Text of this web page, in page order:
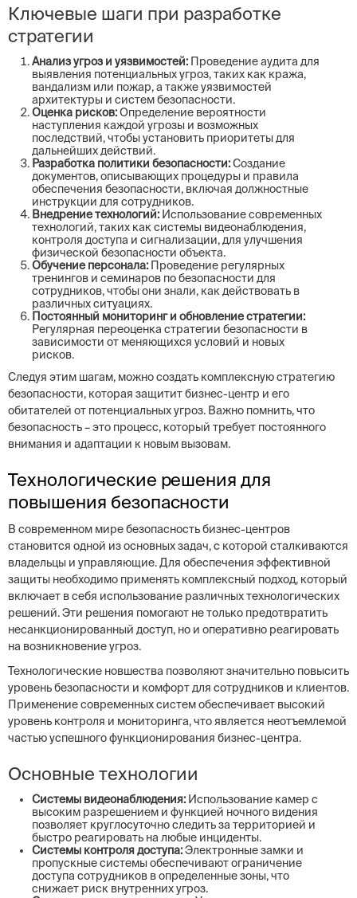
Ключевые шаги при разработке
стратегии
Анализ угроз и уязвимостей: Проведение аудита для
выявления потенциальных угроз, таких как кража,
вандализм или пожар, а также уязвимостей
архитектуры и систем безопасности.
Оценка рисков:Определение вероятности
наступления каждой угрозы и возможных
последствий, чтобы установить приоритеты для
дальнейших действий.
Разработка политики безопасности:Создание
документов, описывающих процедуры и правила
обеспечения безопасности, включая должностные
инструкции для сотрудников.
Внедрение технологий: Использование современных
технологий, таких как системы видеонаблюдения,
контроля доступа и сигнализации, для улучшения
физической безопасности объекта.
Обучение персонала: Проведение регулярных
тренингов и семинаров по безопасности для
сотрудников, чтобы они знали, как действовать в
различных ситуациях.
Постоянный мониторинг и обновление стратегии:
Регулярная переоценка стратегии безопасности в
зависимости от меняющихся условий и новых
рисков.
Следуя этим шагам, можно создать комплексную стратегию
безопасности, которая защитит бизнес-центр и его
обитателей от потенциальных угроз. Важно помнить, что
безопасность – это процесс, который требует постоянного
внимания и адаптации к новым вызовам.
Технологические решения для
повышения безопасности
В современном мире безопасность бизнес-центров
становится одной из основных задач, с которой сталкиваются
владельцы и управляющие. Для обеспечения эффективной
защиты необходимо применять комплексный подход, который
включает в себя использование различных технологических
решений. Эти решения помогают не только предотвратить
несанкционированный доступ, но и оперативно реагировать
на возникновение угроз.
Технологические новшества позволяют значительно повысить
уровень безопасности и комфорт для сотрудников и клиентов.
Применение современных систем обеспечивает высокий
уровень контроля и мониторинга, что является неотъемлемой
частью успешного функционирования бизнес-центра.
Основные технологии
Системы видеонаблюдения: Использование камер с
высоким разрешением и функцией ночного видения
позволяет круглосуточно следить за территорией и
быстро реагировать на любые инциденты.
Системы контроля доступа:Электронные замки и
пропускные системы обеспечивают ограничение
доступа сотрудников в определенные зоны, что
снижает риск внутренних угроз.